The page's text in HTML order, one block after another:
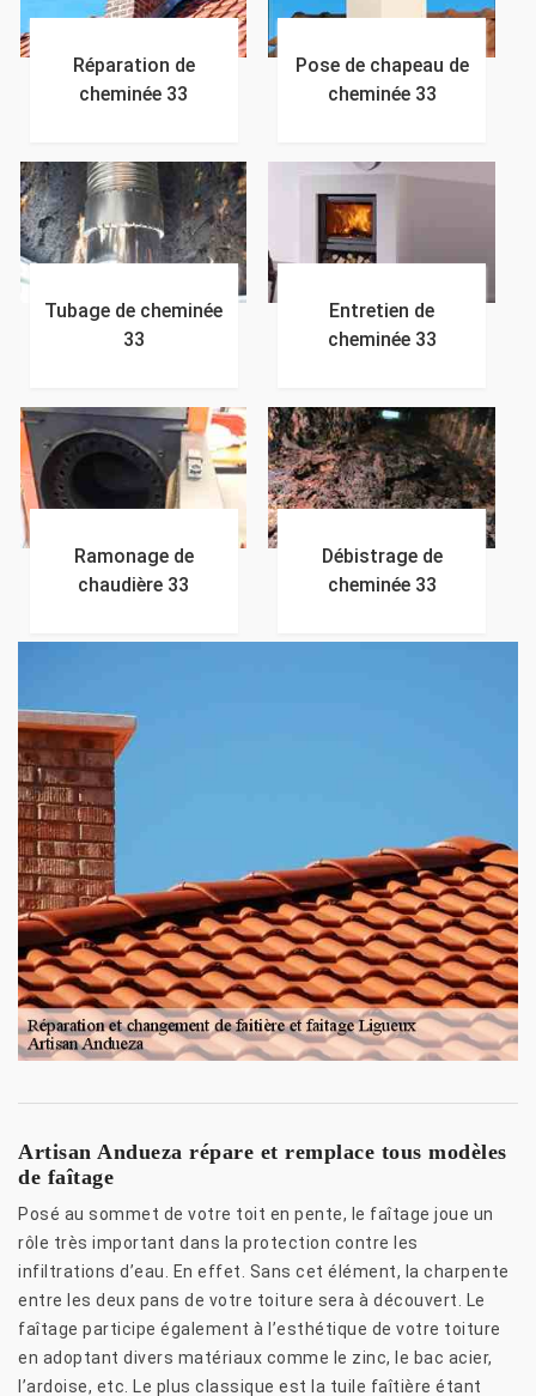
Réparation de
cheminée 33
Pose de chapeau de
cheminée 33
Tubage de cheminée
33
Entretien de
cheminée 33
Ramonage de
chaudière 33
Débistrage de
cheminée 33
Artisan Andueza répare et remplace tous modèles
de faîtage
Posé au sommet de votre toit en pente, le faîtage joue un
rôle très important dans la protection contre les
infiltrations d’eau. En effet. Sans cet élément, la charpente
entre les deux pans de votre toiture sera à découvert. Le
faîtage participe également à l’esthétique de votre toiture
en adoptant divers matériaux comme le zinc, le bac acier,
l’ardoise, etc. Le plus classique est la tuile faîtière étant